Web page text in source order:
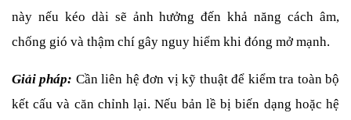
này nếu kéo dài sẽ ảnh hưởng đến khả năng cách âm,
chống gió và thậm chí gây nguy hiểm khi đóng mở mạnh.
Giải pháp: Cần liên hệ đơn vị kỹ thuật để kiểm tra toàn bộ
kết cấu và căn chỉnh lại. Nếu bản lề bị biến dạng hoặc hệ